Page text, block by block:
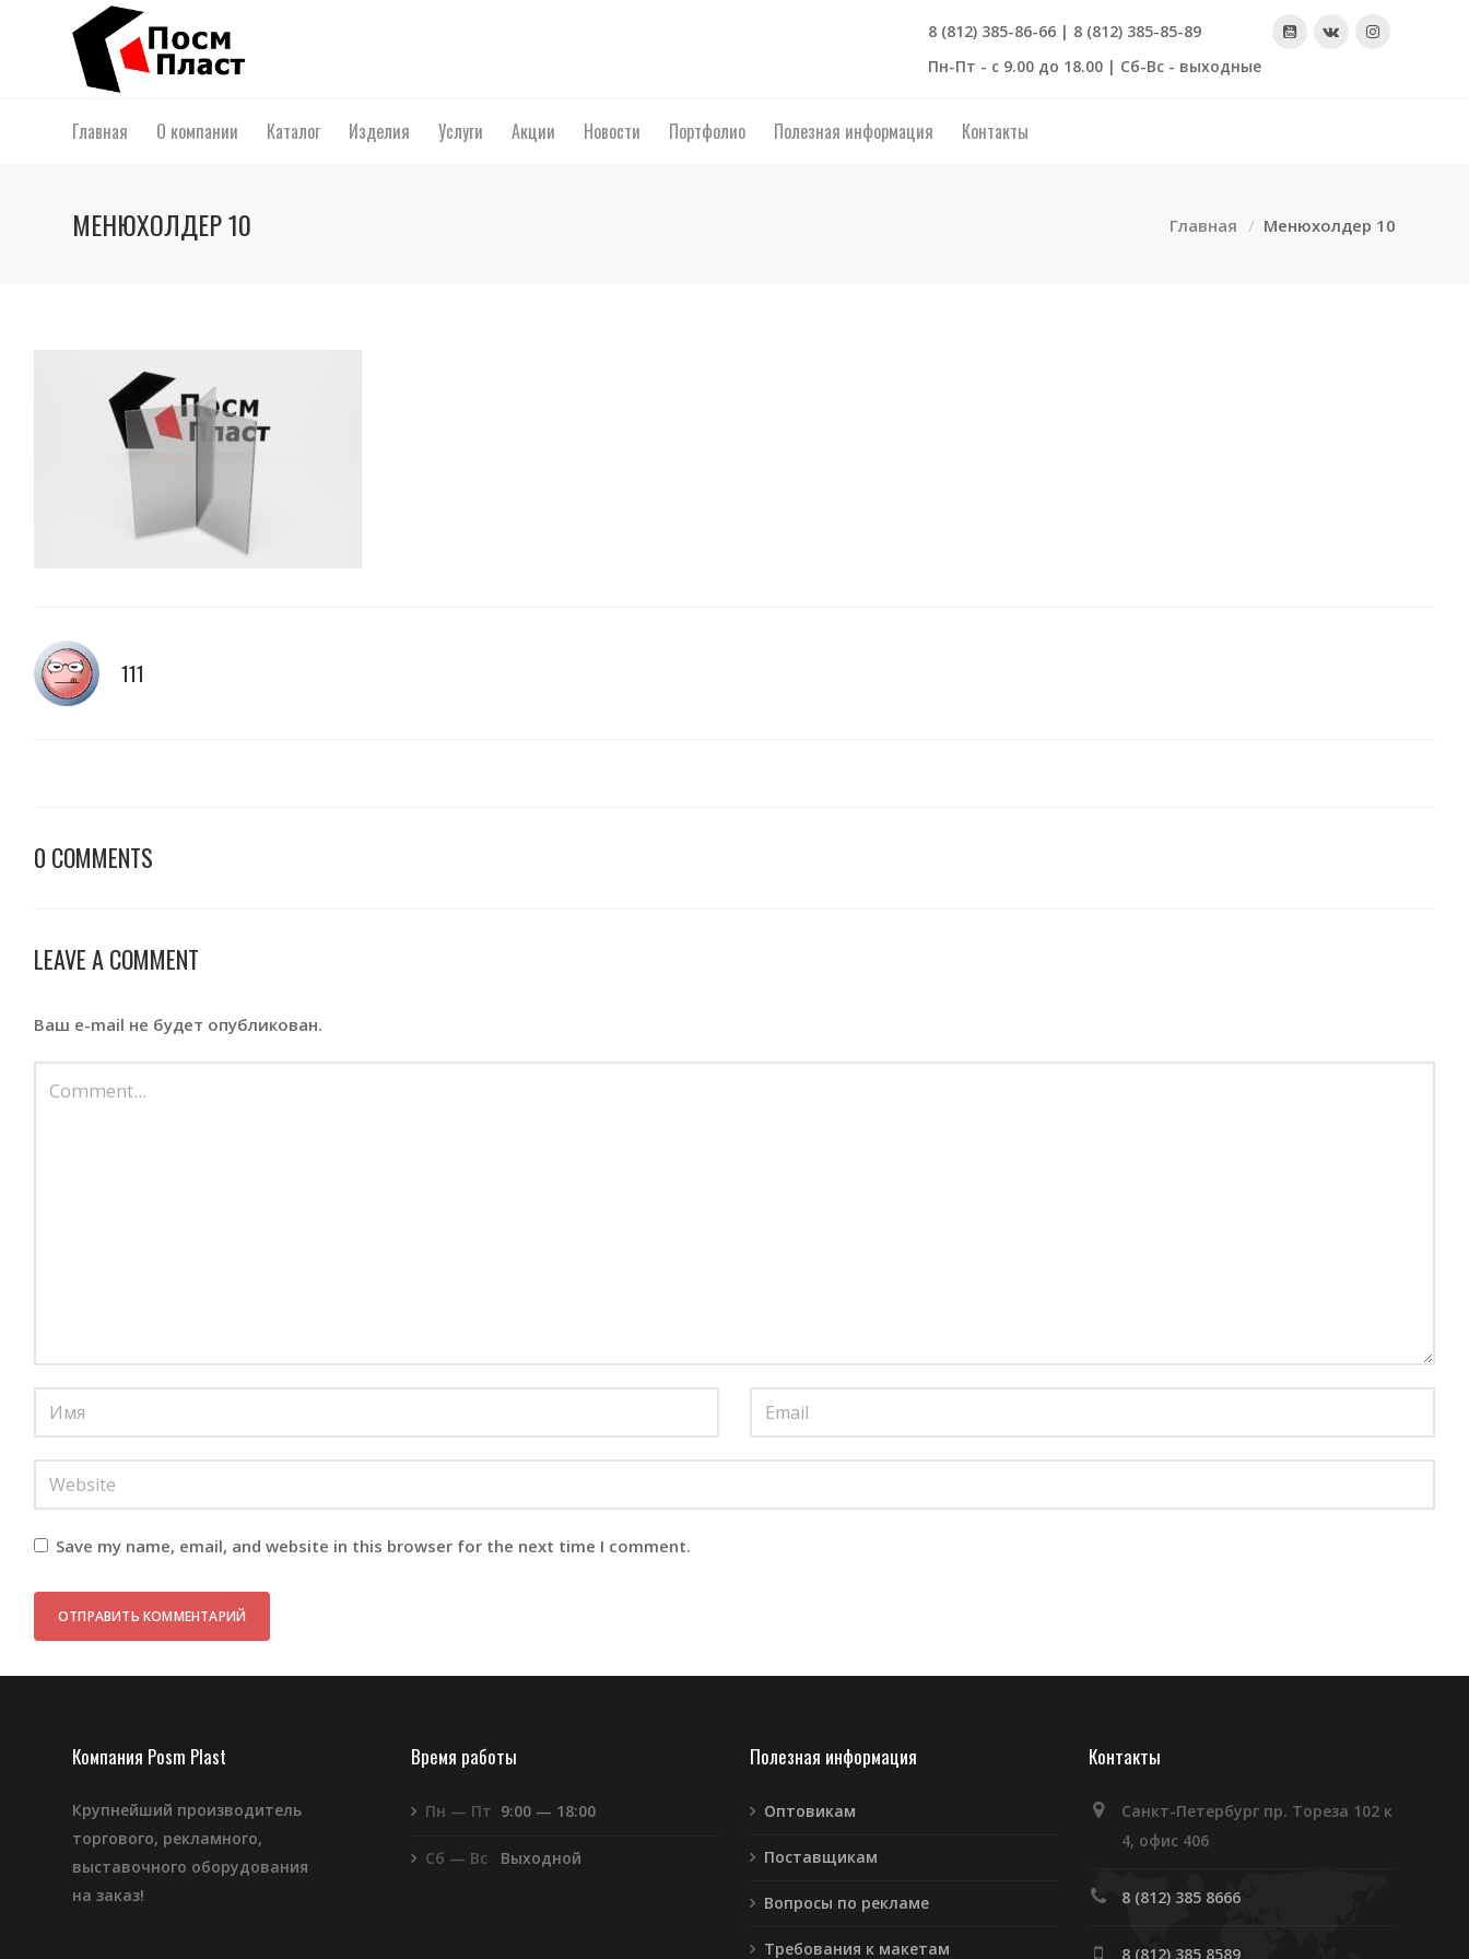
8 (812) 385-86-66 | 8 (812) 385-85-89
Пн-Пт - с 9.00 до 18.00 | Сб-Вс - выходные
Главная О компании Каталог Изделия Услуги Акции Новости Портфолио Полезная информация Контакты
МЕНЮХОЛДЕР 10 Главная Менюхолдер 10
111
0 COMMENTS
LEAVE A COMMENT
Ваш e-mail не будет опубликован.
Save my name, email, and website in this browser for the next time I comment.
Компания Posm Plast
Крупнейший производитель
торгового, рекламного,
выставочного оборудования
на заказ!
Время работы
Пн — Пт 9:00 — 18:00
Сб — Вс Выходной
Полезная информация
Оптовикам
Поставщикам
Вопросы по рекламе
Требования к макетам
Контакты
Санкт-Петербург пр. Тореза 102 к
4, офис 406
8 (812) 385 8666
8 (812) 385 8589